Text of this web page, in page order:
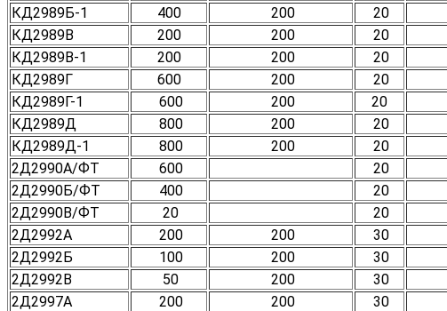
КД2989Б-1
400 200 20
КД2989В
200 200 20
КД2989В-1
200 200 20
КД2989Г
600 200 20
КД2989Г-1
600 200 20
КД2989Д
800 200 20
КД2989Д-1
800 200 20
2Д2990А/ФТ
600 20
2Д2990Б/ФТ
400 20
2Д2990В/ФТ
20 20
2Д2992А
200 200 30
2Д2992Б
100 200 30
2Д2992В
50 200 30
2Д2997А
200 200 30